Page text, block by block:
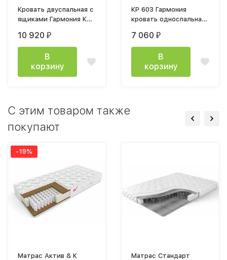
Кровать двуспальная с
ящиками Гармония КР
белфорт
10 920 ₽
В
корзину
КР 603 Гармония
кровать односпальная
7 060 ₽
В
корзину
C этим товаром также
покупают
-19%
Матрас Актив & К
Матрас Стандарт